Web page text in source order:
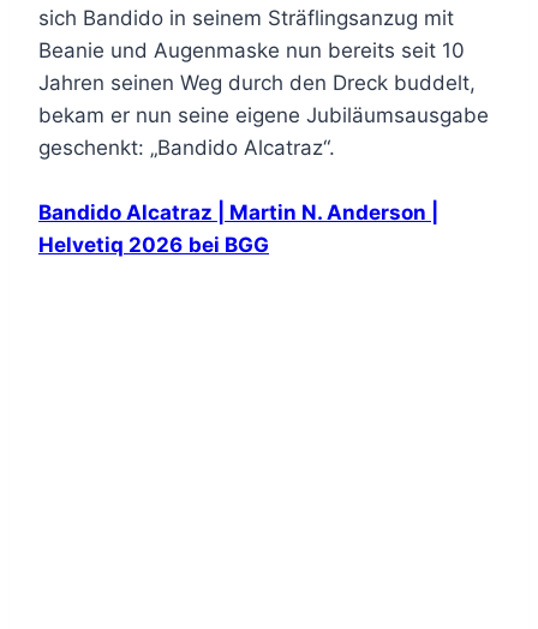
sich Bandido in seinem Sträflingsanzug mit
Beanie und Augenmaske nun bereits seit 10
Jahren seinen Weg durch den Dreck buddelt,
bekam er nun seine eigene Jubiläumsausgabe
geschenkt: „Bandido Alcatraz“.
Bandido Alcatraz | Martin N. Anderson |
Helvetiq 2026 bei BGG